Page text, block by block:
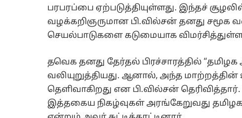
பரபரப்பை ஏற்படுத்தியுள்ளது. இந்தச்
வழக்கறிஞருமான பி.வில்சன் தனது சமூக
செயல்பாடுகளை கடுமையாக
தவெக தனது தேர்தல் பிரச்சாரத்தில்
வலியுறுத்தியது. ஆனால், அந்த
தெளிவாகிறது என பி.வில்சன்
இத்தகைய நிகழ்வுகள் அரங்கேறுவது